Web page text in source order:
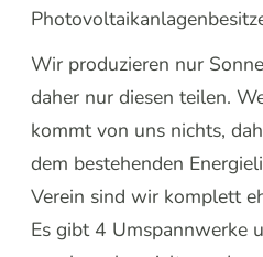
Wir produzieren nur
daher nur diesen teilen.
kommt von uns nichts,
dem bestehenden
Verein sind wir komplett
Es gibt 4 Umspannwerke